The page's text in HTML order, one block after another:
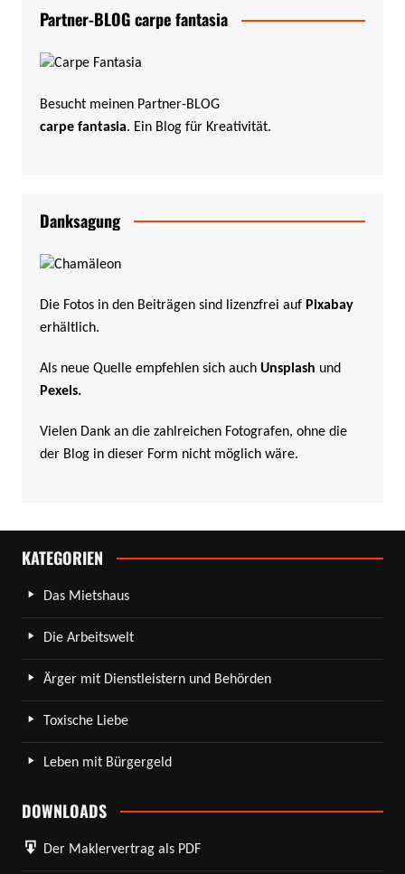
Partner-BLOG carpe fantasia
Besucht meinen Partner-BLOG
carpe fantasia. Ein Blog für Kreativität.
Danksagung
Die Fotos in den Beiträgen sind lizenzfrei auf Pixabay
erhältlich.
Als neue Quelle empfehlen sich auch Unsplash und
Pexels.
Vielen Dank an die zahlreichen Fotografen, ohne die
der Blog in dieser Form nicht möglich wäre.
KATEGORIEN
Das Mietshaus
Die Arbeitswelt
Ärger mit Dienstleistern und Behörden
Toxische Liebe
Leben mit Bürgergeld
DOWNLOADS
Der Maklervertrag als PDF